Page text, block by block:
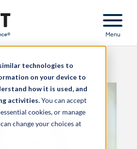
technologies to
on your device to
how it is used, and
activities.You can accept
cookies, or manage
change your choices at
Menu